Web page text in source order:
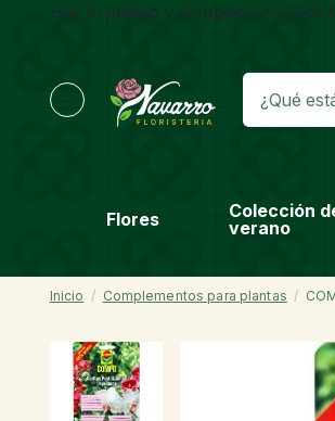
Haz tu pedido y recogelo con Click
Flores
Colección
verano
Inicio Complementos para plantas